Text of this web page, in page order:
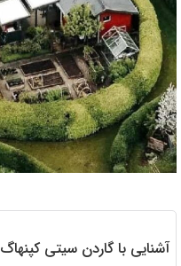
آشنایی با گاردن سیتی کپنهاگ